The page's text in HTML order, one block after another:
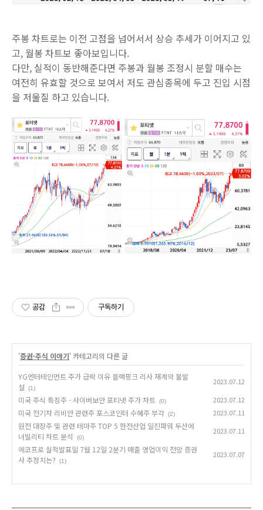
주봉 차트로는 이전 고점을 넘어서서 상승 추세가 이어지고 있
고, 월봉 차트보 좋아보입니다.
다만, 실적이 동반해준다면 주봉과 월봉 조정시 분할 매수는
여전히 유효할 것으로 보여서 저도 관심종목에 두고 진입 시점
을 저울질 하고 있습니다.
공감 구독하기
'증권·주식 이야기' 카테고리의 다른 글
YG엔터테인먼트 주가 급락 이유 블랙핑크 리사 재계약 불발
설
(1)
2023.07.12
미국 주식 특징주 - 사이버보안 포티넷 주가 차트 (0) 2023.07.12
미국 전기차 리비안 관련주 포스코인터 수혜주 부각 (2) 2023.07.11
원전 대장주 및 관련 테마주 TOP 5 한전산업 일진파워 두산에
너빌리티 차트 분석
(0)
2023.07.11
에코프로 실적발표일 7월 12일 2분기 매출 영업이익 전망 증권
사 추정치는?
(1)
2023.07.07